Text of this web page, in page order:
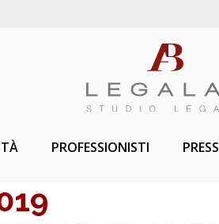
PROFESSIONISTI